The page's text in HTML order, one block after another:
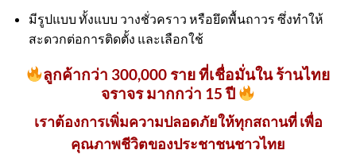
มีรูปแบบ ทั้งแบบ วางชั่วคราว หรือยึดพื้นถาวร ซึ่งทำให้
สะดวกต่อการติดตั้ง และเลือกใช้
ลูกค้ากว่า 300,000 ราย ที่เชื่อมั่นใน ร้านไทย
จราจร มากกว่า 15 ปี
เราต้องการเพิ่มความปลอดภัยให้ทุกสถานที่ เพื่อ
คุณภาพชีวิตของประชาชนชาวไทย